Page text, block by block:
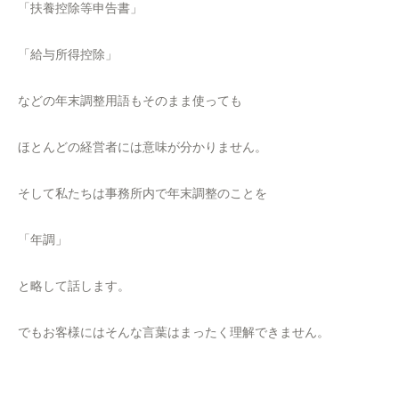
「扶養控除等申告書」
「給与所得控除」
などの年末調整用語もそのまま使っても
ほとんどの経営者には意味が分かりません。
そして私たちは事務所内で年末調整のことを
「年調」
と略して話します。
でもお客様にはそんな言葉はまったく理解できません。